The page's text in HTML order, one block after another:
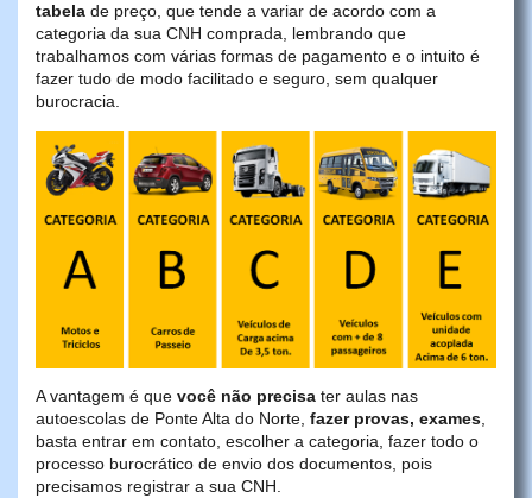
tabela de preço, que tende a variar de acordo com a
categoria da sua CNH comprada, lembrando que
trabalhamos com várias formas de pagamento e o intuito é
fazer tudo de modo facilitado e seguro, sem qualquer
burocracia.
A vantagem é que você não precisa ter aulas nas
autoescolas de Ponte Alta do Norte, fazer provas, exames,
basta entrar em contato, escolher a categoria, fazer todo o
processo burocrático de envio dos documentos, pois
precisamos registrar a sua CNH.